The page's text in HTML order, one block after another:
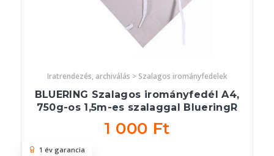
Iratrendezés, archiválás > Szalagos irományfedelek
BLUERING Szalagos irományfedél A4,
750g-os 1,5m-es szalaggal BlueringR
1 000 Ft
1 év garancia